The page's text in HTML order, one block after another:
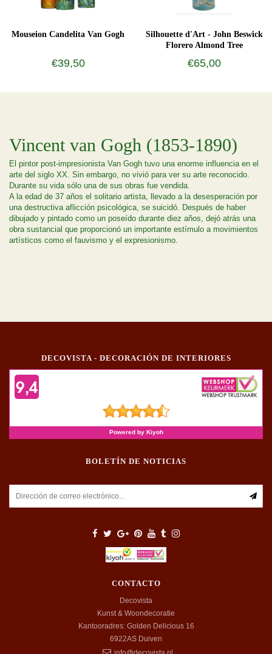
Mouseion Candelita Van Gogh
€39,50
Silhouette d'Art - John Beswick
Florero Almond Tree
€65,00
Vincent van Gogh (1853-1890)
El pintor post-impresionista Van Gogh tuvo una enorme influencia en el
arte del siglo XX. Sin embargo, no vivió para ver su arte reconocido.
Durante su vida sólo una de sus obras fue vendida.
A la edad de 37 años el solitario artista, llevado a la desesperación por
una destructiva aflicción psicológica, se suicidó. Después de haber
dibujado y pintado como un poseído durante diez años, dejó atrás una
obra sustancial que proporcionó un importante estímulo a movimientos
artísticos como el fauvismo y el expresionismo.
DECOVISTA - DECORACIÓN DE INTERIORES
BOLETÍN DE NOTICIAS
CONTACTO
Decovista
Kunst & Woondecoratie
Kantooradres: Golden Delicious 16
6922AS Duiven